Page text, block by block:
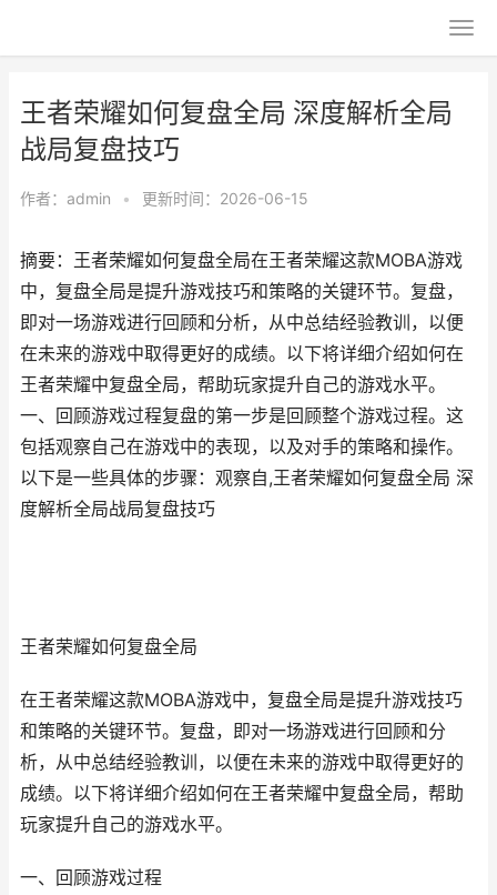
王者荣耀如何复盘全局 深度解析全局
战局复盘技巧
作者： admin • 更新时间：2026-06-15
摘要：王者荣耀如何复盘全局在王者荣耀这款MOBA游戏
中，复盘全局是提升游戏技巧和策略的关键环节。复盘，
即对一场游戏进行回顾和分析，从中总结经验教训，以便
在未来的游戏中取得更好的成绩。以下将详细介绍如何在
王者荣耀中复盘全局，帮助玩家提升自己的游戏水平。
一、回顾游戏过程复盘的第一步是回顾整个游戏过程。这
包括观察自己在游戏中的表现，以及对手的策略和操作。
以下是一些具体的步骤：观察自,王者荣耀如何复盘全局 深
度解析全局战局复盘技巧
王者荣耀如何复盘全局
在王者荣耀这款MOBA游戏中，复盘全局是提升游戏技巧
和策略的关键环节。复盘，即对一场游戏进行回顾和分
析，从中总结经验教训，以便在未来的游戏中取得更好的
成绩。以下将详细介绍如何在王者荣耀中复盘全局，帮助
玩家提升自己的游戏水平。
一、回顾游戏过程